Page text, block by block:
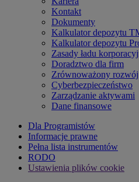
Kontakt
Dokumenty
Kalkulator depozytu
Kalkulator depozytu
Zasady ładu
Doradztwo dla firm
Zrównoważony rozwój
Cyberbezpieczeństwo
Zarządzanie aktywami
Dane finansowe
Dla Programistów
Informacje prawne
Pełna lista instrumentów
RODO
Ustawienia plików cookie